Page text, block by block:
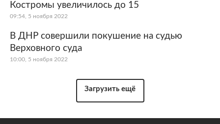
Костромы увеличилось до 15
09:54, 5 ноября 2022
В ДНР совершили покушение на судью
Верховного суда
10:00, 5 ноября 2022
Загрузить ещё